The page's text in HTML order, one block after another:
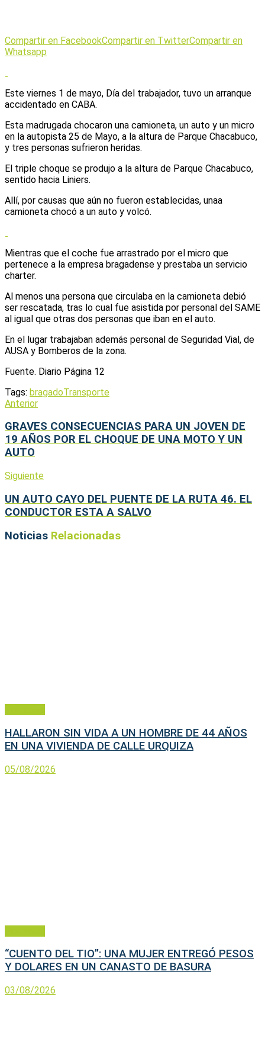
Compartir en FacebookCompartir en TwitterCompartir en
Whatsapp
Este viernes 1 de mayo, Día del trabajador, tuvo un arranque
accidentado en CABA.
Esta madrugada chocaron una camioneta, un auto y un micro
en la autopista 25 de Mayo, a la altura de Parque Chacabuco,
y tres personas sufrieron heridas.
El triple choque se produjo a la altura de Parque Chacabuco,
sentido hacia Liniers.
Allí, por causas que aún no fueron establecidas, unaa
camioneta chocó a un auto y volcó.
Mientras que el coche fue arrastrado por el micro que
pertenece a la empresa bragadense y prestaba un servicio
charter.
Al menos una persona que circulaba en la camioneta debió
ser rescatada, tras lo cual fue asistida por personal del SAME
al igual que otras dos personas que iban en el auto.
En el lugar trabajaban además personal de Seguridad Vial, de
AUSA y Bomberos de la zona.
Fuente. Diario Página 12
Tags: bragadoTransporte
Anterior
GRAVES CONSECUENCIAS PARA UN JOVEN DE
19 AÑOS POR EL CHOQUE DE UNA MOTO Y UN
AUTO
Siguiente
UN AUTO CAYO DEL PUENTE DE LA RUTA 46. EL
CONDUCTOR ESTA A SALVO
Noticias Relacionadas
HALLARON SIN VIDA A UN HOMBRE DE 44 AÑOS
EN UNA VIVIENDA DE CALLE URQUIZA
05/08/2026
“CUENTO DEL TIO”: UNA MUJER ENTREGÓ PESOS
Y DOLARES EN UN CANASTO DE BASURA
03/08/2026